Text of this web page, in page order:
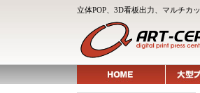
立体POP、3D看板出力、マルチカ